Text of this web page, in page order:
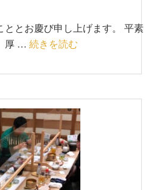
とお慶び申し上げます。 平素
厚 … 続きを読む